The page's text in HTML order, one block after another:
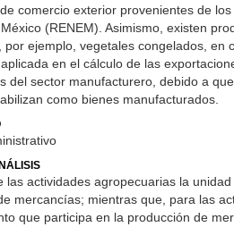
comercio exterior provenientes de
(RENEM). Asimismo, existen
por ejemplo, vegetales congelados,
en el cálculo de las
del sector manufacturero, debido a
como bienes manufacturados.
las actividades agropecuarias la
mercancías; mientras que, para las
que participa en la producción de